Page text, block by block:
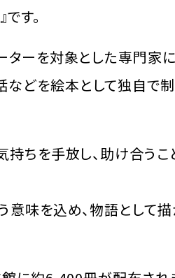
す。
ターを対象とした専門家
などを絵本として独自で
持ちを手放し、助け合うこ
意味を込め、物語として